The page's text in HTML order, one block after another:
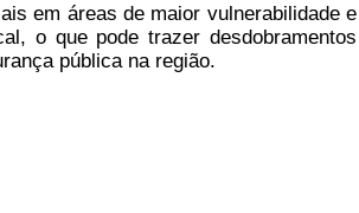
em áreas de maior vulnerabilidade e
o que pode trazer desdobramentos
pública na região.